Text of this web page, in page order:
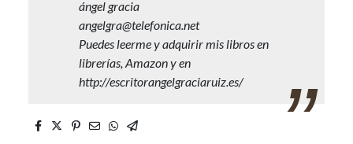
ángel gracia
angelgra@telefonica.net
Puedes leerme y adquirir mis libros en
librerías, Amazon y en
http://escritorangelgraciaruiz.es/